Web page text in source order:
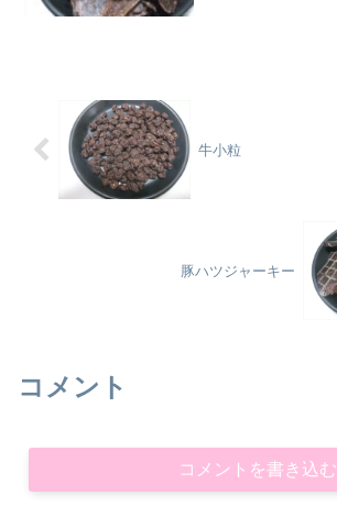
牛小粒
豚ハツジャーキー
コメント
コメントを書き込む